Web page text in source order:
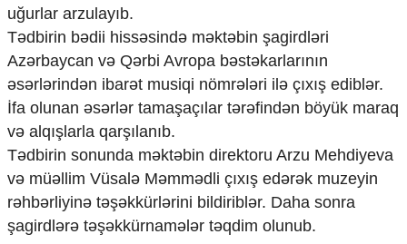
Crossmedia.az - 1 yaş
Siyasət
Məhkəmə və hüquq
Ekologiya
Zəfər - 5
Gənclər və İdman
Media və QHT
Hadisə
Sağlamlıq
Sosium
Mənəvi dəyərlər
Texnologiya
uğurlar arzulayıb.
Tədbirin bədii hissəsində məktəbin şagirdləri
Azərbaycan və Qərbi Avropa bəstəkarlarının
əsərlərindən ibarət musiqi nömrələri ilə çıxış ediblər.
İfa olunan əsərlər tamaşaçılar tərəfindən böyük maraq
və alqışlarla qarşılanıb.
Tədbirin sonunda məktəbin direktoru Arzu Mehdiyeva
və müəllim Vüsalə Məmmədli çıxış edərək muzeyin
rəhbərliyinə təşəkkürlərini bildiriblər. Daha sonra
şagirdlərə təşəkkürnamələr təqdim olunub.